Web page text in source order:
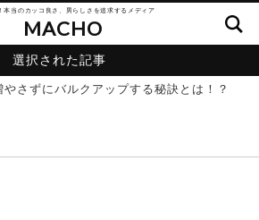
本当のカッコ良さ、男らしさを追求するメディア
MACHO
選択された記事
やさずにバルクアップする秘訣とは！？